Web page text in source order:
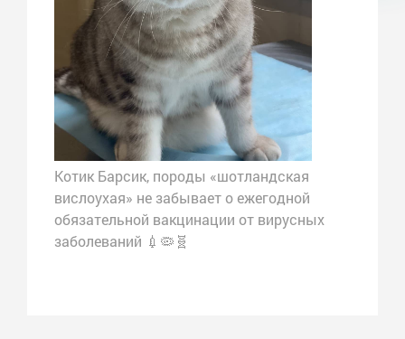
Котик Барсик, породы «шотландская
вислоухая» не забывает о ежегодной
обязательной вакцинации от вирусных
заболеваний 💉🦠🧬